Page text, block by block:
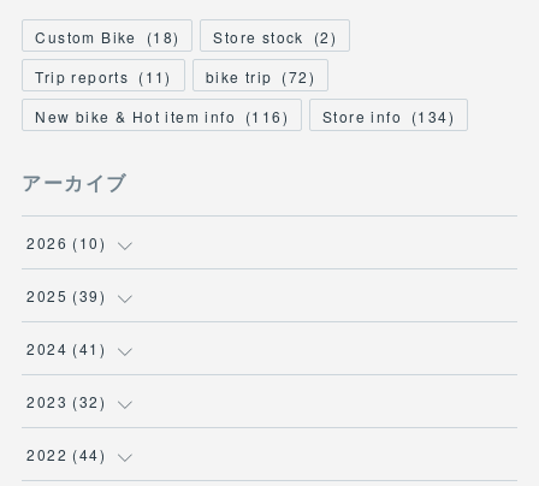
Custom Bike (18) Store stock (2)
Trip reports (11) bike trip (72)
New bike & Hot item info
(116) Store info (134)
アーカイブ
2026 (10)
(1)
( 2 )
(3)
( 2 )
2025 (39)
(2 )
(2)
( 2 )
2024 (41 )
(6)
( 4 )
2023 (32)
(2)
2022 (44)